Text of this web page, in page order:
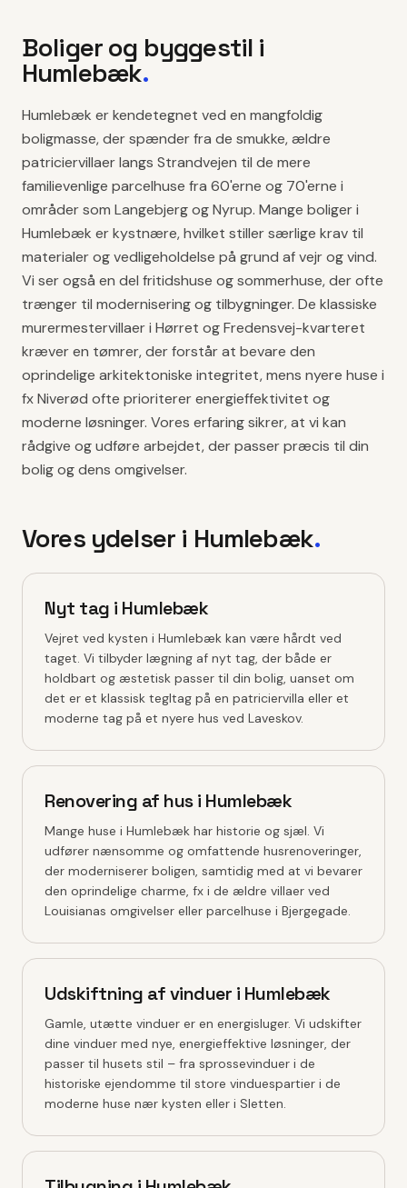
Boliger og byggestil i
Humlebæk.
Humlebæk er kendetegnet ved en mangfoldig
boligmasse, der spænder fra de smukke, ældre
patriciervillaer langs Strandvejen til de mere
familievenlige parcelhuse fra 60'erne og 70'erne i
områder som Langebjerg og Nyrup. Mange boliger i
Humlebæk er kystnære, hvilket stiller særlige krav til
materialer og vedligeholdelse på grund af vejr og vind.
Vi ser også en del fritidshuse og sommerhuse, der ofte
trænger til modernisering og tilbygninger. De klassiske
murermestervillaer i Hørret og Fredensvej-kvarteret
kræver en tømrer, der forstår at bevare den
oprindelige arkitektoniske integritet, mens nyere huse i
fx Niverød ofte prioriterer energieffektivitet og
moderne løsninger. Vores erfaring sikrer, at vi kan
rådgive og udføre arbejdet, der passer præcis til din
bolig og dens omgivelser.
Vores ydelser i Humlebæk.
Nyt tag i Humlebæk
Vejret ved kysten i Humlebæk kan være hårdt ved
taget. Vi tilbyder lægning af nyt tag, der både er
holdbart og æstetisk passer til din bolig, uanset om
det er et klassisk tegltag på en patriciervilla eller et
moderne tag på et nyere hus ved Laveskov.
Renovering af hus i Humlebæk
Mange huse i Humlebæk har historie og sjæl. Vi
udfører nænsomme og omfattende husrenoveringer,
der moderniserer boligen, samtidig med at vi bevarer
den oprindelige charme, fx i de ældre villaer ved
Louisianas omgivelser eller parcelhuse i Bjergegade.
Udskiftning af vinduer i Humlebæk
Gamle, utætte vinduer er en energisluger. Vi udskifter
dine vinduer med nye, energieffektive løsninger, der
passer til husets stil – fra sprossevinduer i de
historiske ejendomme til store vinduespartier i de
moderne huse nær kysten eller i Sletten.